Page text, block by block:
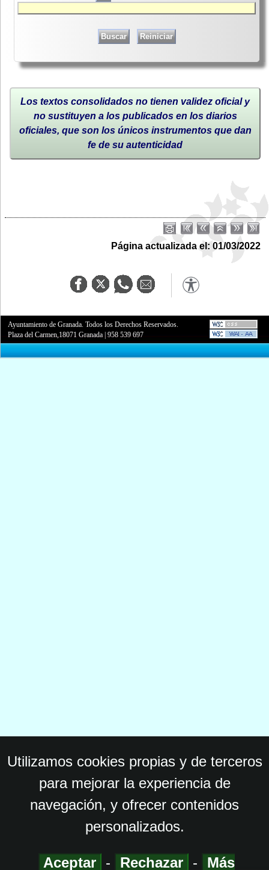
Los textos consolidados no tienen validez oficial y
no sustituyen a los publicados en los diarios
oficiales, que son los únicos instrumentos que dan
fe de su autenticidad
Página actualizada el: 01/03/2022
Ayuntamiento de Granada. Todos los Derechos Reservados.
Plaza del Carmen,18071 Granada |958 539 697
Utilizamos cookies propias y de terceros
para mejorar la experiencia de
navegación, y ofrecer contenidos
personalizados.
Aceptar - Rechazar - Más